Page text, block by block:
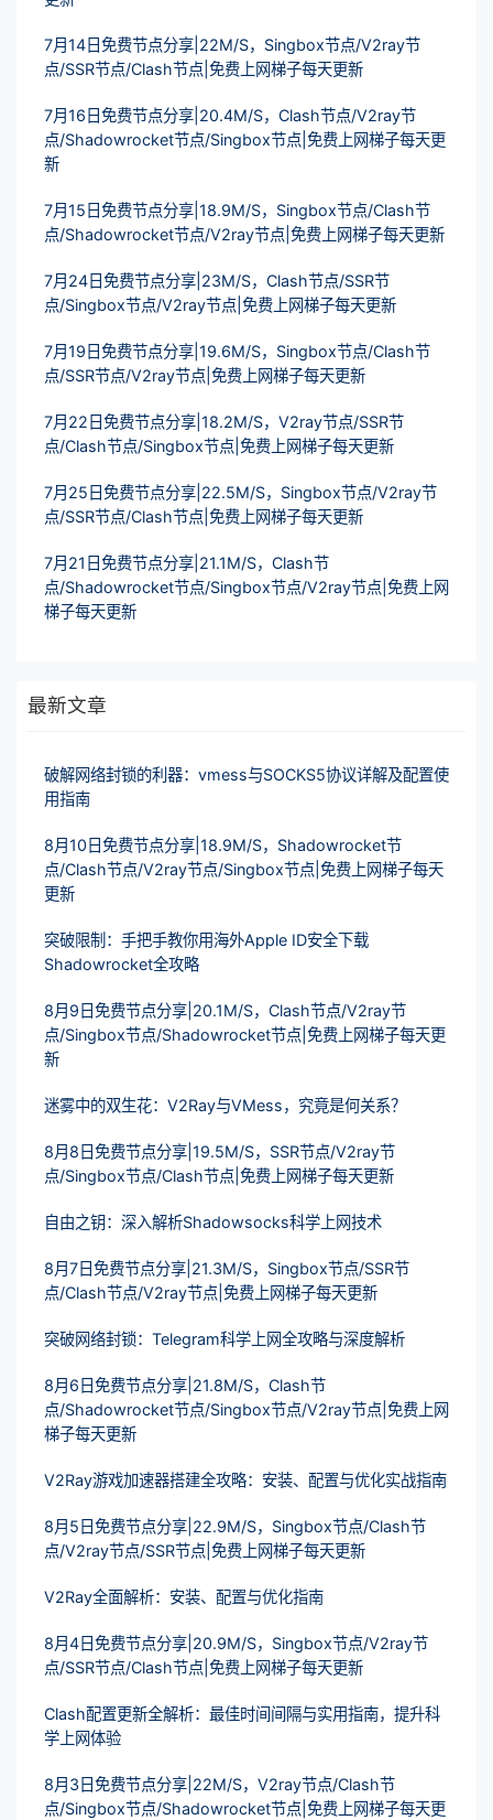
7月14日免费节点分享|22M/S，Singbox节点/V2ray节
点/SSR节点/Clash节点|免费上网梯子每天更新
7月16日免费节点分享|20.4M/S，Clash节点/V2ray节
点/Shadowrocket节点/Singbox节点|免费上网梯子每天更
新
7月15日免费节点分享|18.9M/S，Singbox节点/Clash节
点/Shadowrocket节点/V2ray节点|免费上网梯子每天更新
7月24日免费节点分享|23M/S，Clash节点/SSR节
点/Singbox节点/V2ray节点|免费上网梯子每天更新
7月19日免费节点分享|19.6M/S，Singbox节点/Clash节
点/SSR节点/V2ray节点|免费上网梯子每天更新
7月22日免费节点分享|18.2M/S，V2ray节点/SSR节
点/Clash节点/Singbox节点|免费上网梯子每天更新
7月25日免费节点分享|22.5M/S，Singbox节点/V2ray节
点/SSR节点/Clash节点|免费上网梯子每天更新
7月21日免费节点分享|21.1M/S，Clash节
点/Shadowrocket节点/Singbox节点/V2ray节点|免费上网
梯子每天更新
最新文章
破解网络封锁的利器：vmess与SOCKS5协议详解及配置使
用指南
8月10日免费节点分享|18.9M/S，Shadowrocket节
点/Clash节点/V2ray节点/Singbox节点|免费上网梯子每天
更新
突破限制：手把手教你用海外Apple ID安全下载
Shadowrocket全攻略
8月9日免费节点分享|20.1M/S，Clash节点/V2ray节
点/Singbox节点/Shadowrocket节点|免费上网梯子每天更
新
迷雾中的双生花：V2Ray与VMess，究竟是何关系？
8月8日免费节点分享|19.5M/S，SSR节点/V2ray节
点/Singbox节点/Clash节点|免费上网梯子每天更新
自由之钥：深入解析Shadowsocks科学上网技术
8月7日免费节点分享|21.3M/S，Singbox节点/SSR节
点/Clash节点/V2ray节点|免费上网梯子每天更新
突破网络封锁：Telegram科学上网全攻略与深度解析
8月6日免费节点分享|21.8M/S，Clash节
点/Shadowrocket节点/Singbox节点/V2ray节点|免费上网
梯子每天更新
V2Ray游戏加速器搭建全攻略：安装、配置与优化实战指南
8月5日免费节点分享|22.9M/S，Singbox节点/Clash节
点/V2ray节点/SSR节点|免费上网梯子每天更新
V2Ray全面解析：安装、配置与优化指南
8月4日免费节点分享|20.9M/S，Singbox节点/V2ray节
点/SSR节点/Clash节点|免费上网梯子每天更新
Clash配置更新全解析：最佳时间间隔与实用指南，提升科
学上网体验
8月3日免费节点分享|22M/S，V2ray节点/Clash节
点/Singbox节点/Shadowrocket节点|免费上网梯子每天更